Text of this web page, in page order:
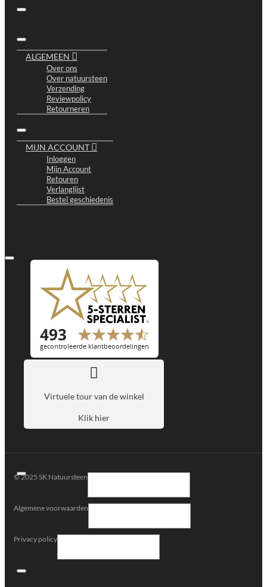
ALGEMEEN
Over ons
Over natuursteen
Verzending
Reviewpolicy
Retourneren
MIJN ACCOUNT
Inloggen
Mijn Account
Retouren
Verlanglijst
Bestel geschiedenis
Virtuele tour van de winkel
Klik hier
© 2025 SK Natuursteen
Algemene voorwaarden
Privacy policy